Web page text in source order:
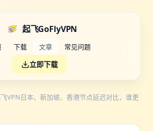
起飞GoFlyVPN
下载 文章 常见问题
立即下载
VPN日本、新加坡、香港节点延迟对比，谁更